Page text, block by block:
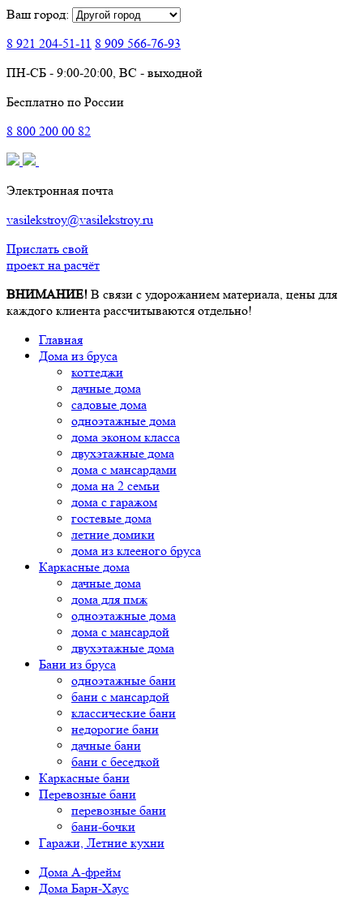
Ваш город:
8 921 204-51-11 8 909 566-76-93
ПН-СБ - 9:00-20:00, ВС - выходной
Бесплатно по России
8 800 200 00 82
Электронная почта
vasilekstroy@vasilekstroy.ru
Прислать свой
проект на расчёт
ВНИМАНИЕ! В связи с удорожанием материала, цены для
каждого клиента рассчитываются отдельно!
Главная
Дома из бруса
коттеджи
дачные дома
садовые дома
одноэтажные дома
дома эконом класса
двухэтажные дома
дома с мансардами
дома на 2 семьи
дома с гаражом
гостевые дома
летние домики
дома из клееного бруса
Каркасные дома
дачные дома
дома для пмж
одноэтажные дома
дома с мансардой
двухэтажные дома
Бани из бруса
одноэтажные бани
бани с мансардой
классические бани
недорогие бани
дачные бани
бани с беседкой
Каркасные бани
Перевозные бани
перевозные бани
бани-бочки
Гаражи, Летние кухни
Дома А-фрейм
Дома Барн-Хаус